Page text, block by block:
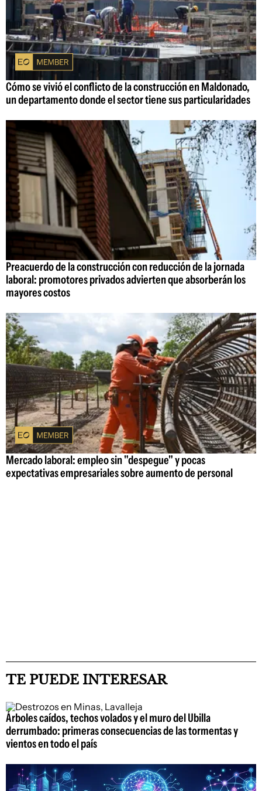
Cómo se vivió el conflicto de la construcción en Maldonado,
un departamento donde el sector tiene sus particularidades
Preacuerdo de la construcción con reducción de la jornada
laboral: promotores privados advierten que absorberán los
mayores costos
Mercado laboral: empleo sin "despegue" y pocas
expectativas empresariales sobre aumento de personal
TE PUEDE INTERESAR
Árboles caídos, techos volados y el muro del Ubilla
derrumbado: primeras consecuencias de las tormentas y
vientos en todo el país